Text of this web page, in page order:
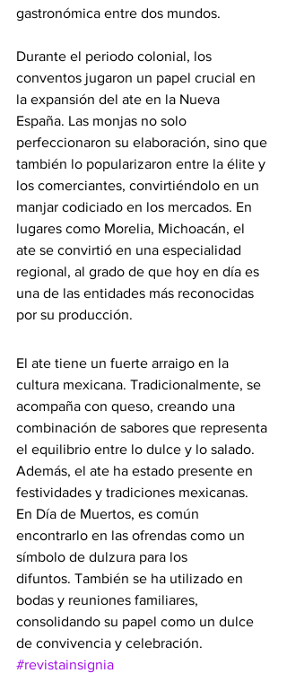
gastronómica entre dos mundos.
Durante el periodo colonial, los
conventos jugaron un papel crucial en
la expansión del ate en la Nueva
España. Las monjas no solo
perfeccionaron su elaboración, sino que
también lo popularizaron entre la élite y
los comerciantes, convirtiéndolo en un
manjar codiciado en los mercados. En
lugares como Morelia, Michoacán, el
ate se convirtió en una especialidad
regional, al grado de que hoy en día es
una de las entidades más reconocidas
por su producción.
El ate tiene un fuerte arraigo en la
cultura mexicana. Tradicionalmente, se
acompaña con queso, creando una
combinación de sabores que representa
el equilibrio entre lo dulce y lo salado.
Además, el ate ha estado presente en
festividades y tradiciones mexicanas.
En Día de Muertos, es común
encontrarlo en las ofrendas como un
símbolo de dulzura para los
difuntos. También se ha utilizado en
bodas y reuniones familiares,
consolidando su papel como un dulce
de convivencia y celebración.
#revistainsignia